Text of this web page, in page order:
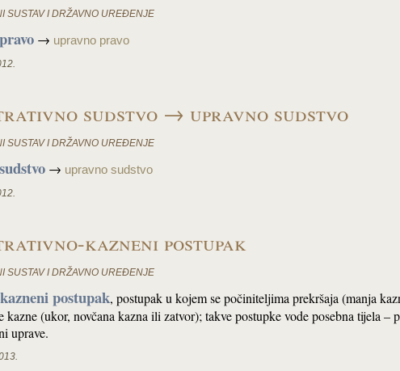
SUSTAV I DRŽAVNO UREĐENJE
→ upravno pravo
sudstvo → upravno sudstvo
SUSTAV I DRŽAVNO UREĐENJE
→ upravno sudstvo
kazneni postupak
SUSTAV I DRŽAVNO UREĐENJE
postupak, postupak u kojem se počiniteljima prekršaja (manja
(ukor, novčana kazna ili zatvor); takve postupke vode posebna tijela –
uprave.